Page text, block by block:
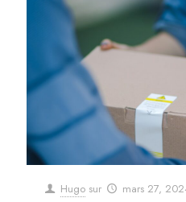
Hugo sur mars 27,